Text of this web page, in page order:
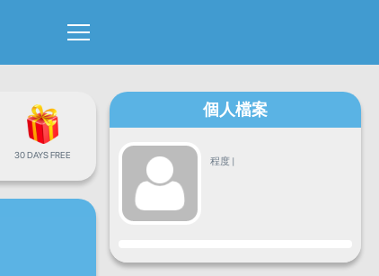
30 DAYS FREE
個人檔案
程度 |